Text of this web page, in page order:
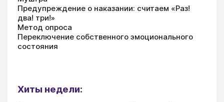
Предупреждение о наказании: считаем «Раз!
два! три!»
Метод опроса
Переключение собственного эмоционального
состояния
Хиты недели: